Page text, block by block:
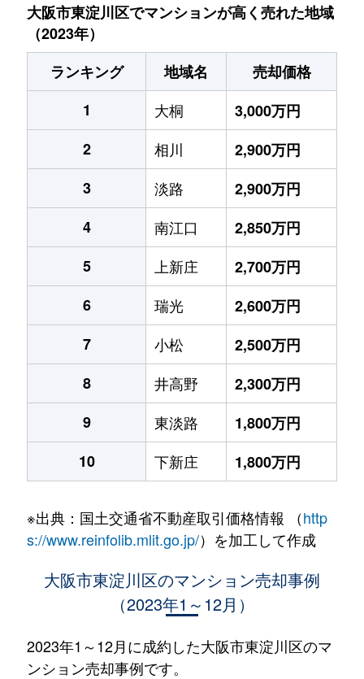
大阪市東淀川区でマンションが高く売れた地域
（2023年）
ランキング
地域名
売却価格
1
大桐
3,000万円
2
相川
2,900万円
3
淡路
2,900万円
4
南江口
2,850万円
5
上新庄
2,700万円
6
瑞光
2,600万円
7
小松
2,500万円
8
井高野
2,300万円
9
東淡路
1,800万円
10
下新庄 1,800万円
※出典：国土交通省不動産取引価格情報 （http
s://www.reinfolib.mlit.go.jp/）を加工して作成
大阪市東淀川区のマンション売却事例
（2023年1～12月）
2023年1～12月に成約した大阪市東淀川区のマ
ンション売却事例です。